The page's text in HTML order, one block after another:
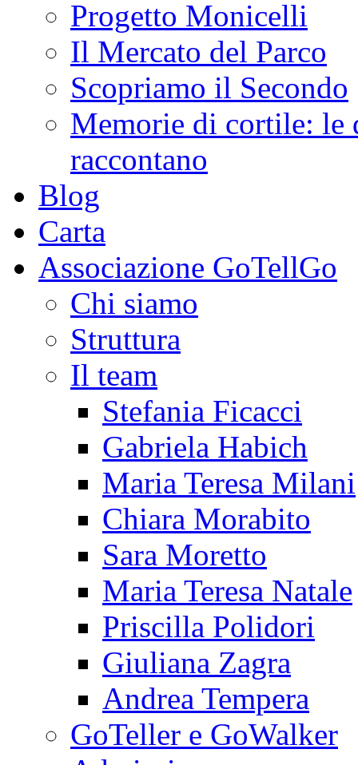
Progetto Monicelli
Il Mercato del Parco
Scopriamo il Secondo
Memorie di cortile: le
raccontano
Blog
Carta
Associazione GoTellGo
Chi siamo
Struttura
Il team
Stefania Ficacci
Gabriela Habich
Maria Teresa Milani
Chiara Morabito
Sara Moretto
Maria Teresa Natale
Priscilla Polidori
Giuliana Zagra
Andrea Tempera
GoTeller e GoWalker